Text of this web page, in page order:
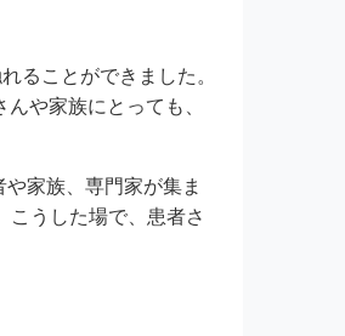
ることができました。
や家族にとっても、
家族、専門家が集ま
こうした場で、患者さ